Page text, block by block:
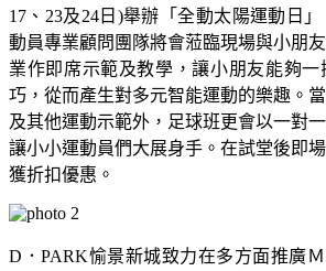
17、23及24日)舉辦「全動太陽運動日
動員專業顧問團隊將會蒞臨現場與小朋
業作即席示範及教學，讓小朋友能夠
巧，從而產生對多元智能運動的樂趣。
及其他運動示範外，足球班更會以一對
讓小小運動員們大展身手。在試堂後即
獲折扣優惠。
D．PARK愉景新城致力在多方面推廣